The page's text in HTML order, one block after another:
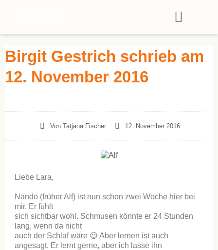
Birgit Gestrich schrieb am
12. November 2016
VonTatjana Fischer 12. November 2016
Liebe Lara,
Nando (früher Alf) ist nun schon zwei Woche hier bei
mir. Er fühlt
sich sichtbar wohl. Schmusen könnte er 24 Stunden
lang, wenn da nicht
auch der Schlaf wäre 😉 Aber lernen ist auch
angesagt. Er lernt gerne, aber ich lasse ihn